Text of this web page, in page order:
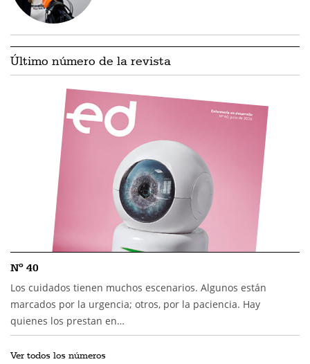
Último número de la revista
Nº 40
Los cuidados tienen muchos escenarios. Algunos están
marcados por la urgencia; otros, por la paciencia. Hay
quienes los prestan en…
Ver todos los números